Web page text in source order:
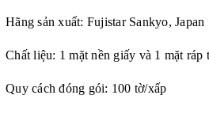
Hãng sản xuất: Fujistar Sankyo, Japan
Chất liệu: 1 mặt nền giấy và 1 mặt ráp
Quy cách đóng gói: 100 tờ/xấp